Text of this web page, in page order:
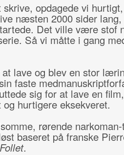
skrive, opdagede vi
næsten 2000 sider
Det ville være stof
Så vi måtte i gang
lave og blev en stor
faste
sig for at lave en
hurtigere eksekveret.
rørende
baseret på franske
.